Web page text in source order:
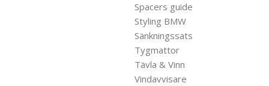
Spacers guide
Styling BMW
Sänkningssats
Tygmattor
Tävla & Vinn
Vindavvisare